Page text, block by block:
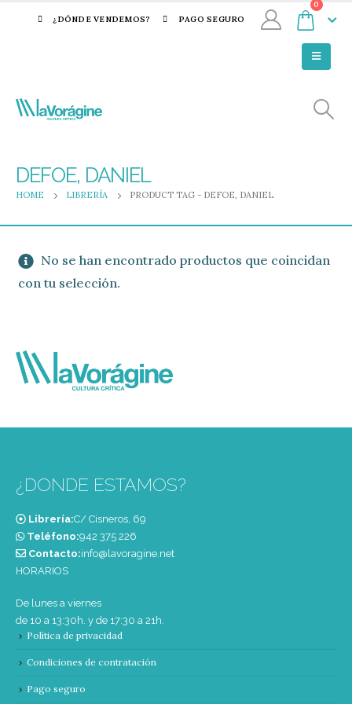
¿DÓNDE VENDEMOS? PAGO SEGURO
0
DEFOE, DANIEL
HOME LIBRERÍA PRODUCT TAG - DEFOE, DANIEL
No se han encontrado productos que coincidan
con tu selección.
¿DONDE ESTAMOS?
Librería:C/ Cisneros, 69
Teléfono:‭942 375 226‬
Contacto:info@lavoragine.net
HORARIOS
De lunes a viernes
de 10 a 13:30h. y de 17:30 a 21h.
Política de privacidad
Condiciones de contratación
Pago seguro